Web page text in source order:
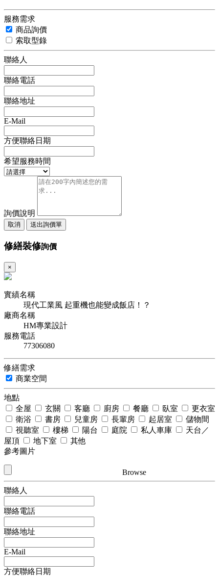
服務需求
商品詢價
索取型錄
聯絡人
聯絡電話
聯絡地址
E-Mail
方便聯絡日期
希望服務時間
詢價說明
取消 送出詢價單
修繕裝修詢價
×
實績名稱
現代工業風 起重機也能變成飯店！？
廠商名稱
HM專業設計
服務電話
77306080
修繕需求
商業空間
地點
全屋
玄關 客廳 廚房 餐廳 臥室
更衣室
衛浴
書房 兒童房 長輩房 起居室
儲物間
視聽室
樓梯 陽台 庭院 私人車庫
天台／
屋頂
地下室
其他
參考圖片
Browse
聯絡人
聯絡電話
聯絡地址
E-Mail
方便聯絡日期